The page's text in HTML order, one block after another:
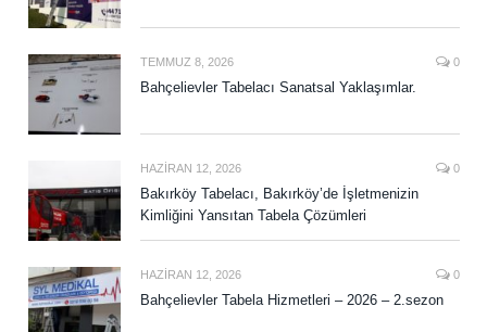
TEMMUZ 8, 2026 0
Bahçelievler Tabelacı Sanatsal Yaklaşımlar.
HAZIRAN 12, 2026 0
Bakırköy Tabelacı, Bakırköy’de İşletmenizin
Kimliğini Yansıtan Tabela Çözümleri
HAZIRAN 12, 2026 0
Bahçelievler Tabela Hizmetleri – 2026 – 2.sezon